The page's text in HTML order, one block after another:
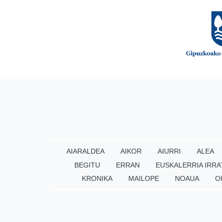
AIARALDEA AIKOR AIURRI ALEA
BEGITU
ERRAN EUSKALERRIA
KRONIKA
MAILOPE NOAUA